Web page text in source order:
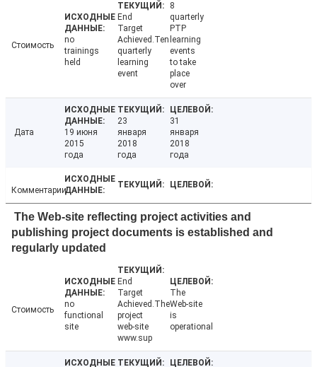
Стоимость
no
trainings
held
End
Target
Achieved.Ten
quarterly
learning
event
8
quarterly
PTP
learning
events
to take
place
over
Дата
19 июня
2015
года
23
января
2018
года
31
января
2018
года
Комментарии
The Web-site reflecting project activities and
publishing project documents is established and
regularly updated
Стоимость
no
functional
site
End
Target
Achieved.The
project
web-site
www.sup
The
Web-site
is
operational